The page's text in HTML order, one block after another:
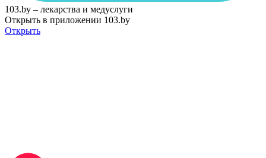
103.by – лекарства и медуслуги
Открыть в приложении 103.by
Открыть